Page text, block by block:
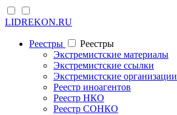
LIDREKON.RU
Реестры
Реестры
Экстремистские материалы
Экстремистские ссылки
Экстремистские организации
Реестр иноагентов
Реестр НКО
Реестр СОНКО